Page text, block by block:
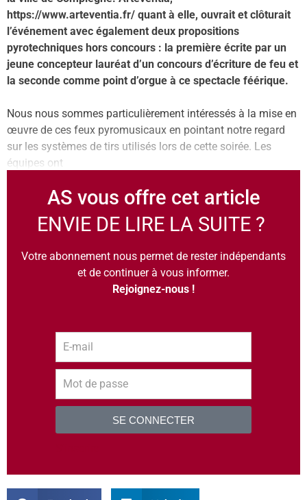
https://www.arteventia.fr/ quant à elle, ouvrait et clôturait
l’événement avec également deux propositions
pyrotechniques hors concours : la première écrite par un
jeune concepteur lauréat d’un concours d’écriture de feu et
la seconde comme point d’orgue à ce spectacle féérique.
Nous nous sommes particulièrement intéressés à la mise en
œuvre de ces feux pyromusicaux en pointant notre regard
sur les systèmes de tirs utilisés lors de cette soirée. Les
équipes ont
AS vous offre cet article
ENVIE DE LIRE LA SUITE ?
Votre abonnement nous permet de rester indépendants
et de continuer à vous informer.
Rejoignez-nous !
SE CONNECTER